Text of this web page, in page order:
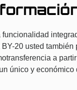
funcionalidad
20 usted también
a
único y económico